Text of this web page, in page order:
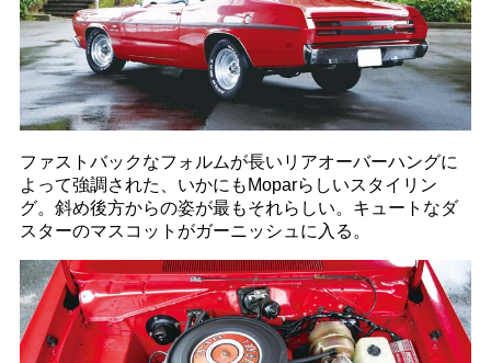
ファストバックなフォルムが長いリアオーバーハングに
よって強調された、いかにもMoparらしいスタイリン
グ。斜め後方からの姿が最もそれらしい。キュートなダ
スターのマスコットがガーニッシュに入る。